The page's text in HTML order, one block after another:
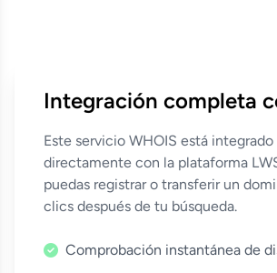
Integración completa
Este servicio WHOIS está integrado
directamente con la plataforma
puedas registrar o transferir un
clics después de tu búsqueda.
Comprobación instantánea de